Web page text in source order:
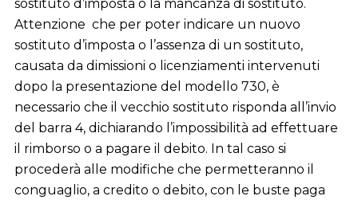
sostituto d’imposta o la mancanza di sostituto.
Attenzione che per poter indicare un nuovo
sostituto d’imposta o l’assenza di un sostituto,
causata da dimissioni o licenziamenti intervenuti
dopo la presentazione del modello 730, è
necessario che il vecchio sostituto risponda all’invio
del barra 4, dichiarando l’impossibilità ad effettuare
il rimborso o a pagare il debito. In tal caso si
procederà alle modifiche che permetteranno il
conguaglio, a credito o debito, con le buste paga